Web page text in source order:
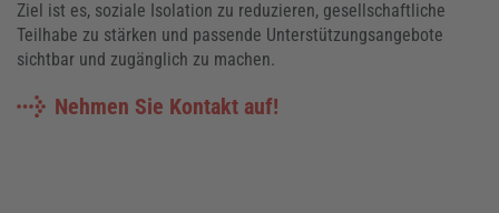
Ziel ist es, soziale Isolation zu reduzieren, gesellschaftliche
Teilhabe zu stärken und passende Unterstützungsangebote
sichtbar und zugänglich zu machen.
Nehmen Sie Kontakt auf!